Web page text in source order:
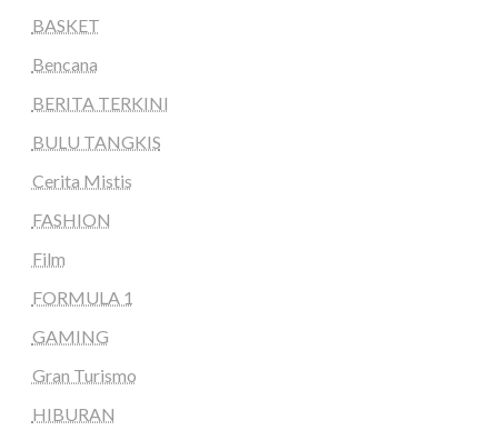
BASKET
Bencana
BERITA TERKINI
BULU TANGKIS
Cerita Mistis
FASHION
Film
FORMULA 1
GAMING
Gran Turismo
HIBURAN